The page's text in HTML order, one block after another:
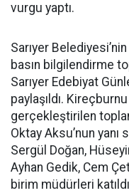
vurgu yaptı.
Sarıyer
basın bilgilendirme
Sarıyer Edebiyat
paylaşıldı.
gerçekleştirilen
Oktay Aksu’nun yanı
Sergül Doğan,
Ayhan Gedik, Cem
birim müdürleri